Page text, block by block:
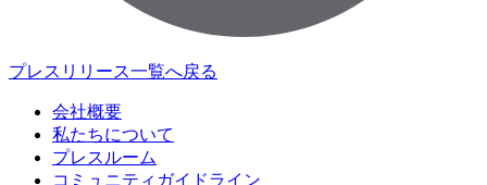
プレスリリース一覧へ戻る
会社概要
私たちについて
プレスルーム
コミュニティガイドライン